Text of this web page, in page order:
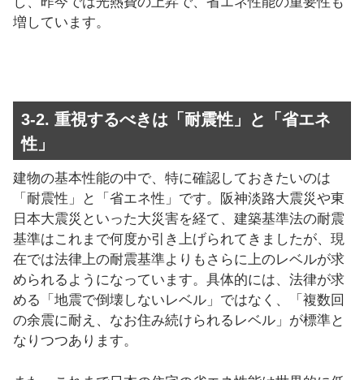
増しています。
3-2. 重視するべきは「耐震性」と「省エネ
性」
建物の基本性能の中で、特に確認しておきたいのは
「耐震性」と「省エネ性」です。阪神淡路大震災や東
日本大震災といった大災害を経て、建築基準法の耐震
基準はこれまで何度か引き上げられてきましたが、現
在では法律上の耐震基準よりもさらに上のレベルが求
められるようになっています。具体的には、法律が求
める「地震で倒壊しないレベル」ではなく、「複数回
の余震に耐え、なお住み続けられるレベル」が標準と
なりつつあります。